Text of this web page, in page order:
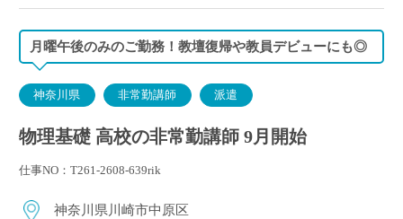
月曜午後のみのご勤務！教壇復帰や教員デビューにも◎
神奈川県 非常勤講師 派遣
物理基礎 高校の非常勤講師 9月開始
仕事NO：T261-2608-639rik
神奈川県川崎市中原区